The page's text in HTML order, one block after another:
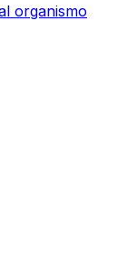
organismo